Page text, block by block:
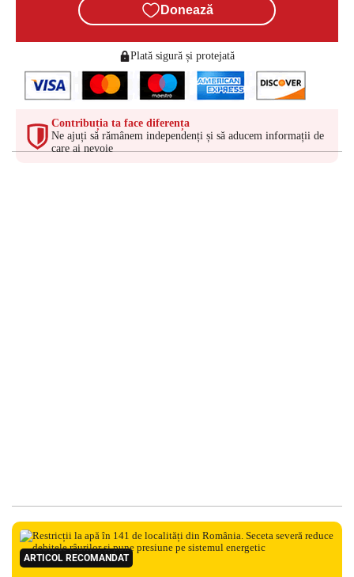
Donează
Plată sigură și protejată
Contribuția ta face diferența
Ne ajuți să rămânem independenți și să aducem informații de
care ai nevoie
ARTICOL RECOMANDAT